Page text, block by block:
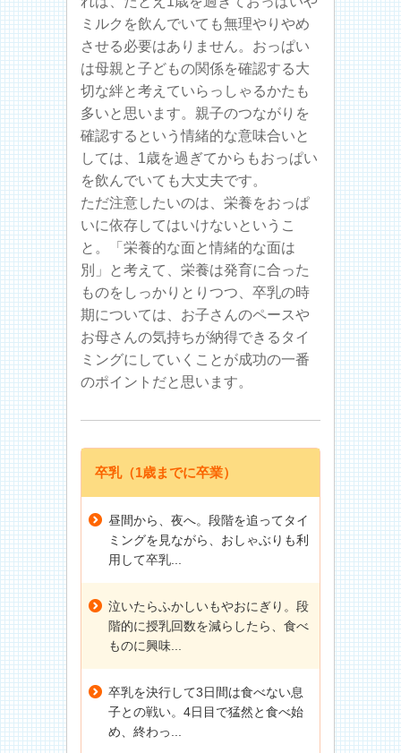
ミルクを飲んでいても無理やりやめ
させる必要はありません。おっぱい
は母親と子どもの関係を確認する大
切な絆と考えていらっしゃるかたも
多いと思います。親子のつながりを
確認するという情緒的な意味合いと
しては、1歳を過ぎてからもおっぱい
を飲んでいても大丈夫です。
ただ注意したいのは、栄養をおっぱ
いに依存してはいけないというこ
と。「栄養的な面と情緒的な面は
別」と考えて、栄養は発育に合った
ものをしっかりとりつつ、卒乳の時
期については、お子さんのペースや
お母さんの気持ちが納得できるタイ
ミングにしていくことが成功の一番
のポイントだと思います。
卒乳（1歳までに卒業）
昼間から、夜へ。段階を追ってタイ
ミングを見ながら、おしゃぶりも利
用して卒乳...
泣いたらふかしいもやおにぎり。段
階的に授乳回数を減らしたら、食べ
ものに興味...
卒乳を決行して3日間は食べない息
子との戦い。4日目で猛然と食べ始
め、終わっ...